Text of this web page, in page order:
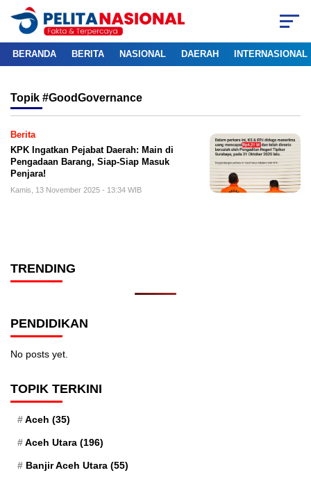
BERANDA BERITA NASIONAL DAERAH INTERNASIONAL
Topik #GoodGovernance
Berita
KPK Ingatkan Pejabat Daerah: Main di
Pengadaan Barang, Siap-Siap Masuk
Penjara!
Kamis, 13 November 2025 - 13:34 WIB
TRENDING
PENDIDIKAN
No posts yet.
TOPIK TERKINI
Aceh (35)
Aceh Utara (196)
Banjir Aceh Utara (55)